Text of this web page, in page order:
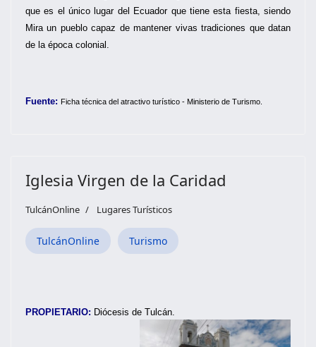
que es el único lugar del Ecuador que tiene esta fiesta, siendo
Mira un pueblo capaz de mantener vivas tradiciones que datan
de la época colonial.
Fuente: Ficha técnica del atractivo turístico - Ministerio de Turismo.
Iglesia Virgen de la Caridad
TulcánOnline Lugares Turísticos
TulcánOnline Turismo
PROPIETARIO: Diócesis de Tulcán.